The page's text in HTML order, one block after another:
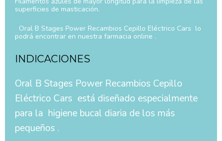
superficies de masticación.
Oral B Stages Power Recambios Cepillo Eléctrico Cars lo
podrá encontrar en nuestra farmacia online .
INDICACIONES
Oral B Stages Power Recambios Cepillo
Eléctrico Cars está diseñado especialmente
para la higiene bucal diaria de los más
pequeños .